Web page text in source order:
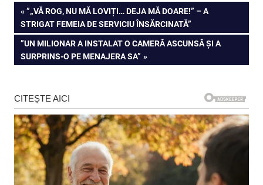
Navigare
în
articole
PREVIOUS
POST:
”„VĂ ROG, NU MĂ LOVIȚI… DEJA MĂ DOARE!” – A
STRIGAT FEMEIA DE SERVICIU ÎNSĂRCINATĂ”
NEXT
POST:
”UN MILIONAR A INSTALAT O CAMERĂ ASCUNSĂ ȘI A
SURPRINS-O PE MENAJERA SA”